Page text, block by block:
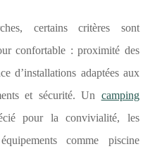
certains critères sont
confortable : proximité des
d’installations adaptées aux
et sécurité. Un camping
pour la convivialité, les
comme piscine